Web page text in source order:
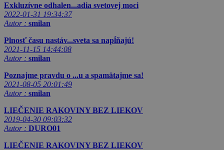
Exkluzívne odhalen...adia svetovej moci
2022-01-31 19:34:37
Autor : smilan
Plnosť času nastáv...sveta sa napĺňajú!
2021-11-15 14:44:08
Autor : smilan
Poznajme pravdu o ...u a spamätajme sa!
2021-08-05 20:01:49
Autor : smilan
LIEČENIE RAKOVINY BEZ LIEKOV
2019-04-30 09:03:32
Autor : DURO01
LIEČENIE RAKOVINY BEZ LIEKOV